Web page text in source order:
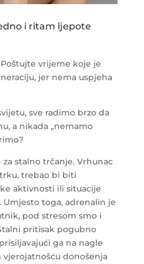
i ritam ljepote
vrijeme koje je
jer nema uspjeha
sve radimo brzo da
a nikada „nemamo
stalno trčanje. Vrhunac
trebao bi biti
aktivnosti ili situacije
Umjesto toga, adrenalin je
pod stresom smo i
pritisak pogubno
ga na nagle
vjerojatnošću donošenja